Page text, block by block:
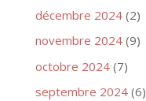
décembre 2024(2)
novembre 2024(9)
octobre 2024(7)
septembre 2024(6)